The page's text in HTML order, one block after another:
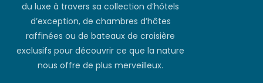
du luxe à travers sa collection d’hôtels
d’exception, de chambres d’hôtes
raffinées ou de bateaux de croisière
exclusifs pour découvrir ce que la nature
nous offre de plus merveilleux.